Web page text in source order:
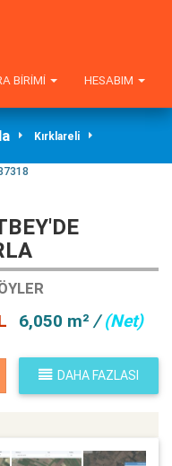
HESABIM
BIRIMI
Kırklareli
6,050 m² /(Net)
DAHA FAZLASI